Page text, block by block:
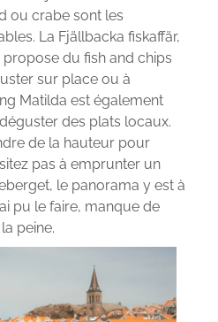
ou crabe sont les
La Fjällbacka fiskaffär,
du fish and chips
sur place ou à
Matilda est également
des plats locaux.
de la hauteur pour
pas à emprunter un
le panorama y est à
pu le faire, manque de
peine.